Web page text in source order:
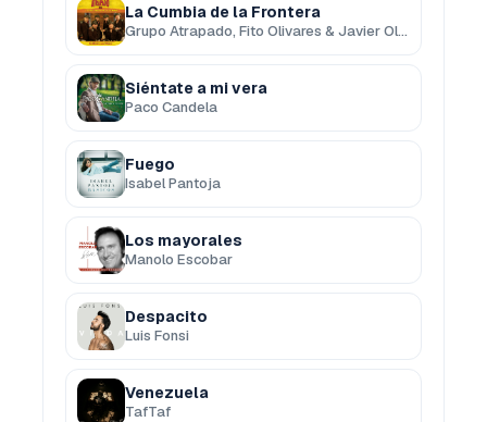
La Cumbia de la Frontera
Grupo Atrapado, Fito Olivares & Javier Olivares
Siéntate a mi vera
Paco Candela
Fuego
Isabel Pantoja
Los mayorales
Manolo Escobar
Despacito
Luis Fonsi
Venezuela
TafTaf